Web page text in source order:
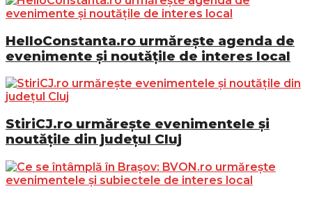
HelloConstanta.ro urmărește agenda de
evenimente și noutățile de interes local
StiriCJ.ro urmărește evenimentele și
noutățile din județul Cluj